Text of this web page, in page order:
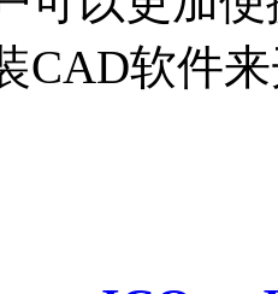
CAD软件